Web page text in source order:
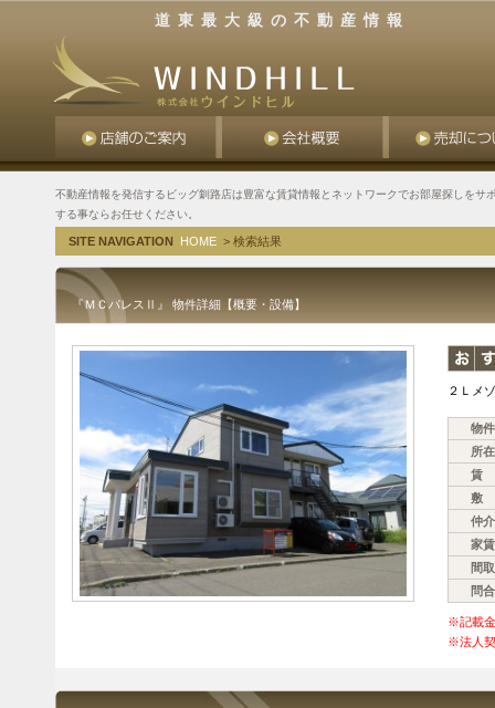
道東最大級の不動産情報
不動産情報を発信するビッグ釧路店は豊富な賃貸情報とネットワークでお部屋探しをサ
する事ならお任せください。
SITE NAVIGATION HOME > 検索結果
『ＭＣパレスⅡ』 物件詳細【概要・設備】
２Ｌメ
物
所
賃
敷
仲
家
間
問
※記載
※法人契